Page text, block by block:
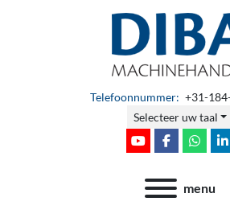
Telefoonnummer: +31-
Selecteer uw taal
youtubefacebook
menu